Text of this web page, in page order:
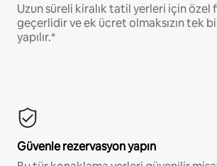
Uzun süreli kiralık tatil yerleri için özel
geçerlidir ve ek ücret olmaksızın tek
yapılır.*
Güvenle rezervasyon yapın